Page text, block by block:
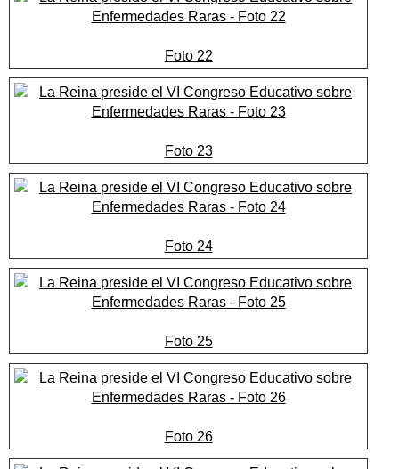
Foto 22
Foto 23
Foto 24
Foto 25
Foto 26